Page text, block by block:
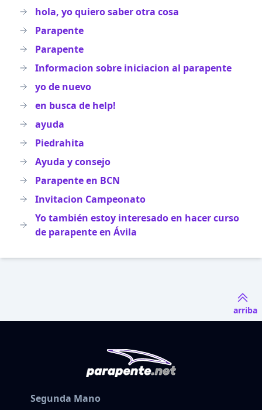
hola, yo quiero saber otra cosa
Parapente
Parapente
Informacion sobre iniciacion al parapente
yo de nuevo
en busca de help!
ayuda
Piedrahita
Ayuda y consejo
Parapente en BCN
Invitacion Campeonato
Yo también estoy interesado en hacer curso
de parapente en Ávila
arriba
Segunda Mano